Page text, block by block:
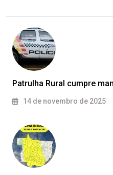
Patrulha Rural cumpre
14 de novembro de 2025